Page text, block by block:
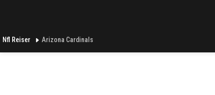
Nfl Reiser Arizona Cardinals